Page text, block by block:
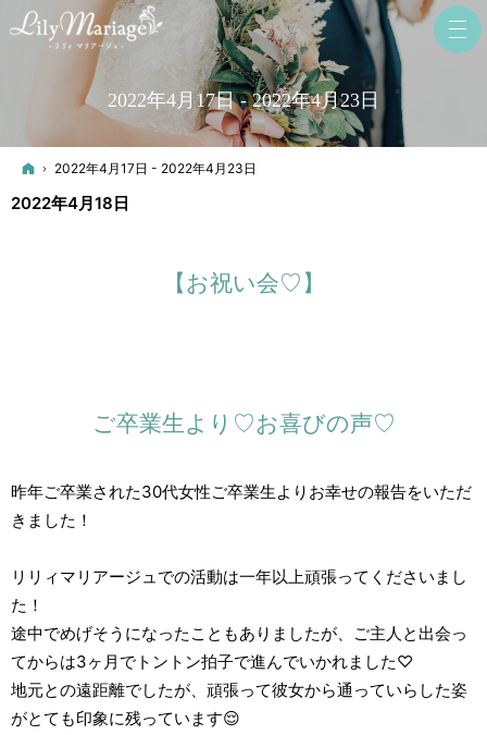
2022年4月17日 - 2022年4月23日
ホーム
2022年4月17日 - 2022年4月23日
2022年4月18日
【お祝い会♡】
ご卒業生より♡お喜びの声♡
昨年ご卒業された30代女性ご卒業生よりお幸せの報告をいただ
きました！
リリィマリアージュでの活動は一年以上頑張ってくださいまし
た！
途中でめげそうになったこともありましたが、ご主人と出会っ
てからは3ヶ月でトントン拍子で進んでいかれました♡
地元との遠距離でしたが、頑張って彼女から通っていらした姿
がとても印象に残っています😌